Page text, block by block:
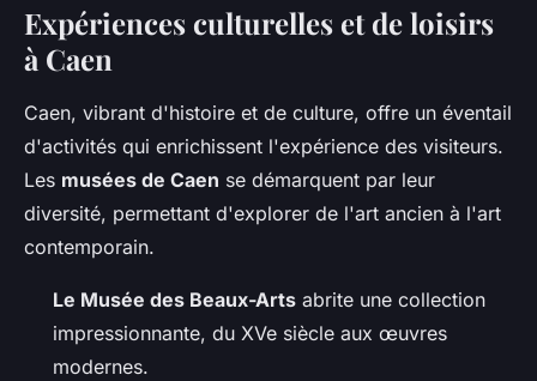
Expériences culturelles et de loisirs
à Caen
Caen, vibrant d'histoire et de culture, offre un éventail
d'activités qui enrichissent l'expérience des visiteurs.
Les musées de Caen se démarquent par leur
diversité, permettant d'explorer de l'art ancien à l'art
contemporain.
Le Musée des Beaux-Arts abrite une collection
impressionnante, du XVe siècle aux œuvres
modernes.